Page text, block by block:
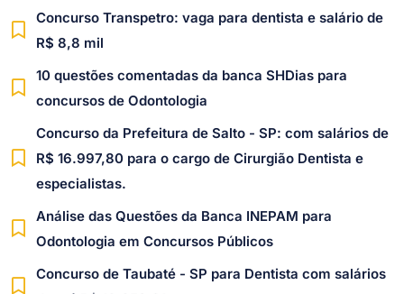
Concurso Transpetro: vaga para dentista e salário de
R$ 8,8 mil
10 questões comentadas da banca SHDias para
concursos de Odontologia
Concurso da Prefeitura de Salto - SP: com salários de
R$ 16.997,80 para o cargo de Cirurgião Dentista e
especialistas.
Análise das Questões da Banca INEPAM para
Odontologia em Concursos Públicos
Concurso de Taubaté - SP para Dentista com salários